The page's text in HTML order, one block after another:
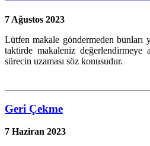
7 Ağustos 2023
Lütfen makale göndermeden bunları
taktirde makaleniz değerlendirmeye
sürecin uzaması söz konusudur.
Geri Çekme
7 Haziran 2023